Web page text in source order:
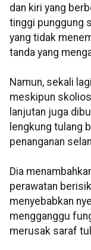
dan kiri yang
tinggi punggung
yang tidak
tanda yang
Namun, sekali
meskipun
lanjutan juga
lengkung tulang
penanganan
Dia
perawatan
menyebabkan
mengganggu
merusak saraf